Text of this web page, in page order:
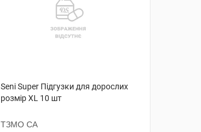
Seni Super Підгузки для дорослих
розмір XL 10 шт
ТЗМО СА